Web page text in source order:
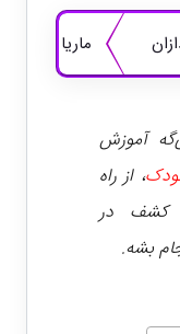
ماریا
آموزش
، از راه
کشف در
بشه.